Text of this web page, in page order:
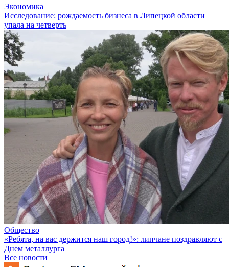
Экономика
Исследование: рождаемость бизнеса в Липецкой области
упала на четверть
Общество
«Ребята, на вас держится наш город!»: липчане поздравляют с
Днем металлурга
Все новости